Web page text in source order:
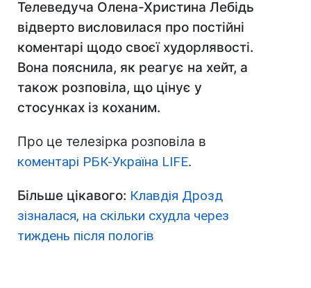
Телеведуча Олена-Христина Лебідь
відверто висловилася про постійні
коментарі щодо своєї худорлявості.
Вона пояснила, як реагує на хейт, а
також розповіла, що цінує у
стосунках із коханим.
Про це телезірка розповіла в
коментарі РБК-Україна LIFE.
Більше цікавого: Клавдія Дрозд
зізналася, на скільки схудла через
тиждень після пологів